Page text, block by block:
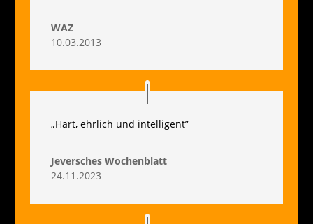
WAZ
10.03.2013
„Hart, ehrlich und intelligent”
Jeversches Wochenblatt
24.11.2023